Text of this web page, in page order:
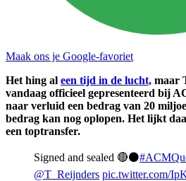
Maak ons je Google-favoriet
Het hing al een tijd in de lucht, maar
vandaag officieel gepresenteerd bij
naar verluid een bedrag van 20
bedrag kan nog oplopen. Het lijkt
een toptransfer.
Signed and sealed 🔴⚫
@T_Reijnders pic.twitter.com/